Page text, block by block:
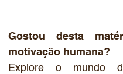
Gostou desta
motivação humana?
Explore o mundo